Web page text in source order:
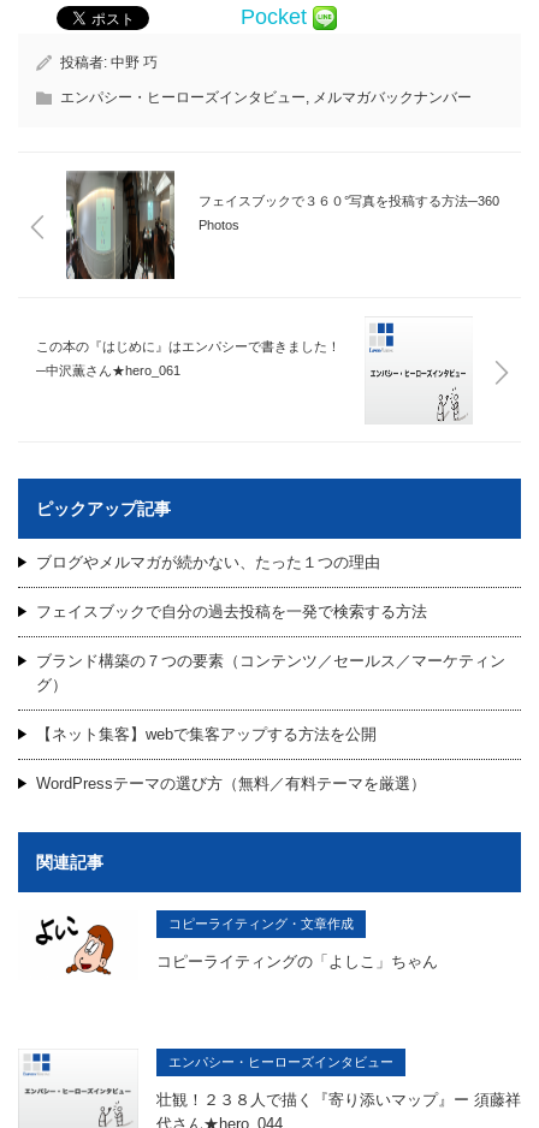
Pocket
投稿者: 中野 巧
エンパシー・ヒーローズインタビュー, メルマガバックナンバー
フェイスブックで３６０°写真を投稿する方法─360
Photos
この本の『はじめに』はエンパシーで書きました！
─中沢薫さん★hero_061
ピックアップ記事
ブログやメルマガが続かない、たった１つの理由
フェイスブックで自分の過去投稿を一発で検索する方法
ブランド構築の７つの要素（コンテンツ／セールス／マーケティン
グ）
【ネット集客】webで集客アップする方法を公開
WordPressテーマの選び方（無料／有料テーマを厳選）
関連記事
コピーライティング・文章作成
コピーライティングの「よしこ」ちゃん
エンパシー・ヒーローズインタビュー
壮観！２３８人で描く『寄り添いマップ』ー 須藤祥
代さん★hero_044